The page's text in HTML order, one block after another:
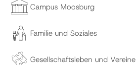
Campus Moosburg
Familie und Soziales
Gesellschaftsleben und Vereine